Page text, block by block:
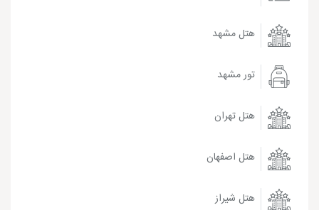
هتل مشهد
تور مشهد
هتل تهران
هتل اصفهان
هتل شیراز